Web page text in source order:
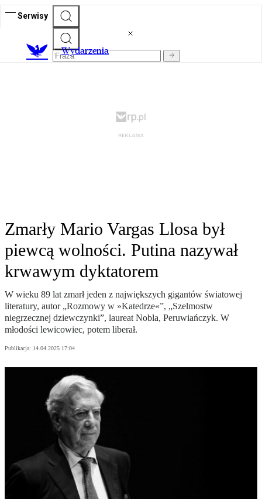
Serwisy
Wydarzenia
Zmarły Mario Vargas Llosa był
piewcą wolności. Putina nazywał
krwawym dyktatorem
W wieku 89 lat zmarł jeden z największych gigantów światowej
literatury, autor „Rozmowy w »Katedrze«”, „Szelmostw
niegrzecznej dziewczynki”, laureat Nobla, Peruwiańczyk. W
młodości lewicowiec, potem liberał.
Publikacja: 14.04.2025 17:04